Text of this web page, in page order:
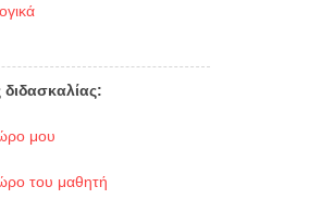
μου
του μαθητή